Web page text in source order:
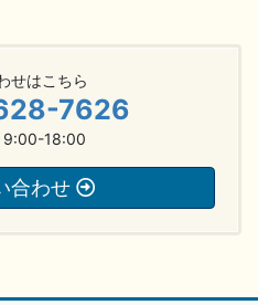
せはこちら
7626
9:00-18:00
合わせ